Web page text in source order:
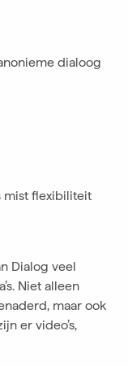
dialoog
mist flexibiliteit
Dialog veel
Niet alleen
maar ook
er video’s,